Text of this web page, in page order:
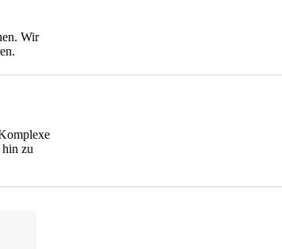
Wir
zu